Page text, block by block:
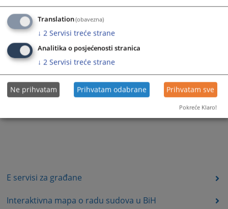
E servisi za građane
Interaktivna mapa o radu sudova u BiH
Translation(obavezna)
↓ 2 Servisi treće strane
Analitika o posjećenosti stranica
↓ 2 Servisi treće strane
Ne prihvatam Prihvatam odabrane Prihvatam sve
Pokreće Klaro!